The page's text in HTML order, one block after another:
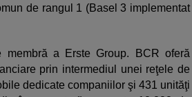
de rangul 1 (Basel 3 implementat
membră a Erste Group. BCR oferă
prin intermediul unei reţele de
dedicate companiilor şi 431 unităţi